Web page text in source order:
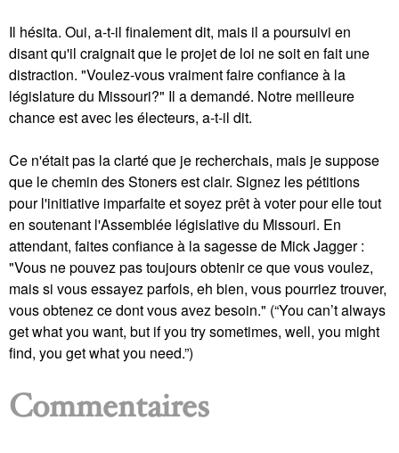
Il hésita. Oui, a-t-il finalement dit, mais il a poursuivi en
disant qu'il craignait que le projet de loi ne soit en fait une
distraction. "Voulez-vous vraiment faire confiance à la
législature du Missouri?" Il a demandé. Notre meilleure
chance est avec les électeurs, a-t-il dit.
Ce n'était pas la clarté que je recherchais, mais je suppose
que le chemin des Stoners est clair. Signez les pétitions
pour l'initiative imparfaite et soyez prêt à voter pour elle tout
en soutenant l'Assemblée législative du Missouri. En
attendant, faites confiance à la sagesse de Mick Jagger :
"Vous ne pouvez pas toujours obtenir ce que vous voulez,
mais si vous essayez parfois, eh bien, vous pourriez trouver,
vous obtenez ce dont vous avez besoin." (“You can’t always
get what you want, but if you try sometimes, well, you might
find, you get what you need.”)
Commentaires